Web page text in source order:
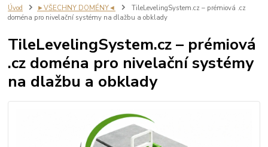
Úvod ►VŠECHNY DOMÉNY◄
TileLevelingSystem.cz – prémiová .cz
doména pro nivelační systémy na dlažbu a obklady
TileLevelingSystem.cz – prémiová
.cz doména pro nivelační systémy
na dlažbu a obklady